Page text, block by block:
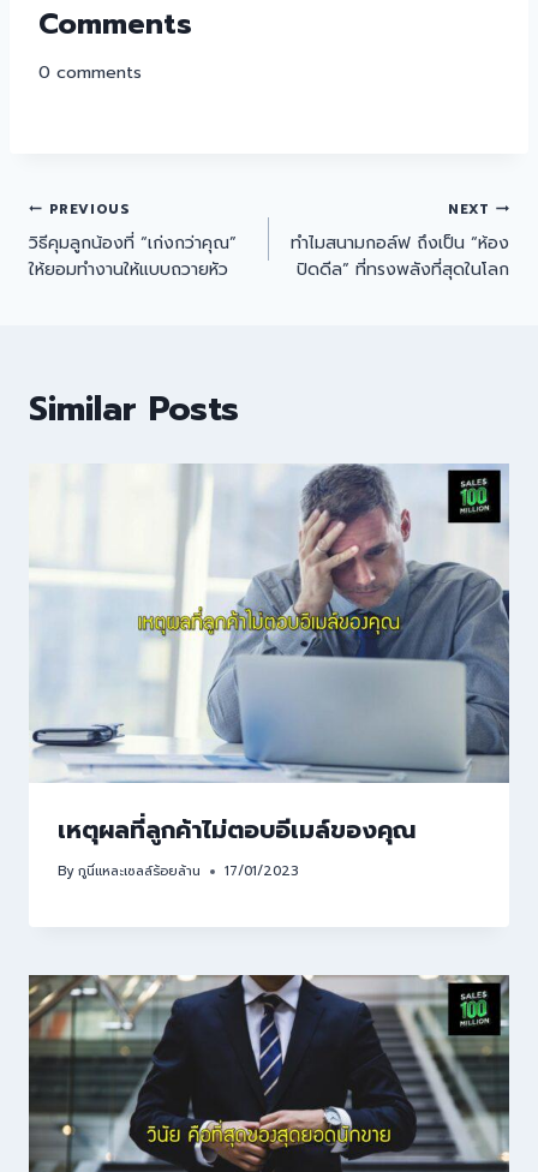
Comments
0 comments
PREVIOUS
วิธีคุมลูกน้องที่ “เก่งกว่าคุณ”
ให้ยอมทำงานให้แบบถวายหัว
NEXT
ทำไมสนามกอล์ฟ ถึงเป็น “ห้อง
ปิดดีล” ที่ทรงพลังที่สุดในโลก
Similar Posts
เหตุผลที่ลูกค้าไม่ตอบอีเมล์ของคุณ
Byกูนี่แหละเซลล์ร้อยล้าน 17/01/2023